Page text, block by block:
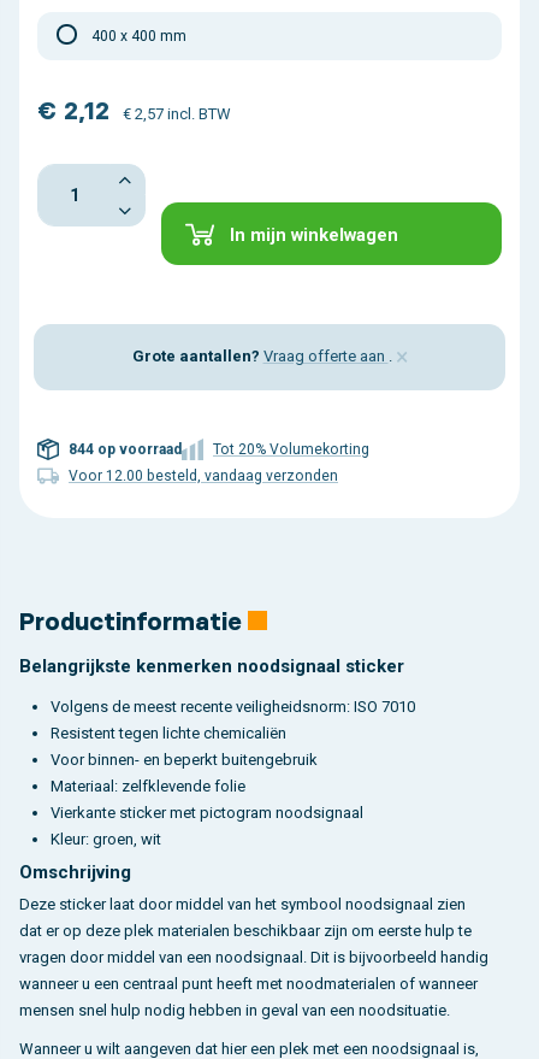
400 x 400 mm
€ 2,12 € 2,57 incl. BTW
In mijn winkelwagen
Grote aantallen? Vraag offerte aan . ×
844 op voorraad
Tot 20% Volumekorting
Voor 12.00 besteld, vandaag verzonden
Productinformatie
Belangrijkste kenmerken noodsignaal sticker
Volgens de meest recente veiligheidsnorm: ISO 7010
Resistent tegen lichte chemicaliën
Voor binnen- en beperkt buitengebruik
Materiaal: zelfklevende folie
Vierkante sticker met pictogram noodsignaal
Kleur: groen, wit
Omschrijving
Deze sticker laat door middel van het symbool noodsignaal zien
dat er op deze plek materialen beschikbaar zijn om eerste hulp te
vragen door middel van een noodsignaal. Dit is bijvoorbeeld handig
wanneer u een centraal punt heeft met noodmaterialen of wanneer
mensen snel hulp nodig hebben in geval van een noodsituatie.
Wanneer u wilt aangeven dat hier een plek met een noodsignaal is,